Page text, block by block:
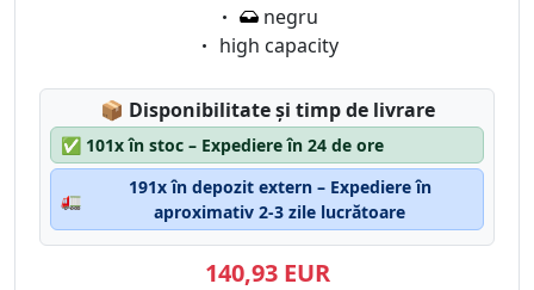
Eigenschaft:
negru
Eigenschaft:
high capacity
📦 Lagerstatus:
Disponibilitate și timp de livrare
✅ 101x în stoc – Expediere în 24 de ore
🚛
191x în depozit extern – Expediere în
aproximativ 2-3 zile lucrătoare
140,93 EUR